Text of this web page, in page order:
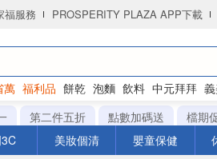
福服務 PROSPERITY PLAZA APP下載
萬 福利品 餅乾 泡麵 飲料 中元拜拜
第二件五折 點數加碼送
檔期
美妝個清 嬰童保健